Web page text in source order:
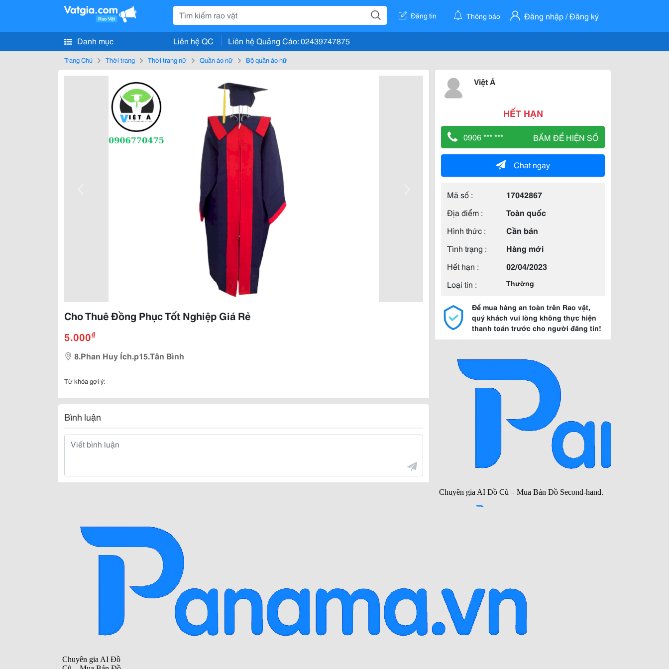
Đăng tin Thông báo Đăng nhập / Đăng ký
Danh mục Liên hệ QC Liên hệ Quảng Cáo: 02439747875
Trang Chủ Thời trang Thời trang nữ Quần áo nữ Bộ quần áo nữ
Cho Thuê Đồng Phục Tốt Nghiệp Giá Rẻ
5.000₫
8.Phan Huy Ích.p15.Tân Bình
Từ khóa gợi ý:
Bình luận
Việt Á
HẾT HẠN
0906 *** *** BẤM ĐỂ HIỆN SỐ
Chat ngay
Mã số :
17042867
Địa điểm :
Toàn quốc
Hình thức :
Cần bán
Tình trạng :
Hàng mới
Hết hạn :
02/04/2023
Loại tin :
Thường
Để mua hàng an toàn trên Rao vặt,
quý khách vui lòng không thực hiện
thanh toán trước cho người đăng tin!